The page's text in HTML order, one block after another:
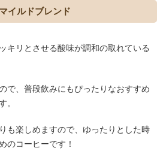
イルドブレンド
キリとさせる酸味が調和の取れている
で、普段飲みにもぴったりなおすすめ
。
も楽しめますので、ゆったりとした時
のコーヒーです！